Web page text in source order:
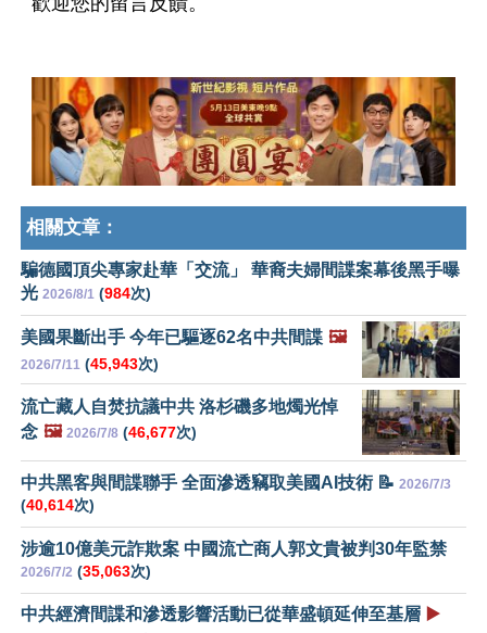
相關文章：
騙德國頂尖專家赴華「交流」 華裔夫婦間諜案幕後黑手曝
光 2026/8/1 (984次)
美國果斷出手 今年已驅逐62名中共間諜 🖼️
2026/7/11 (45,943次)
流亡藏人自焚抗議中共 洛杉磯多地燭光悼
念 🖼️ 2026/7/8 (46,677次)
中共黑客與間諜聯手 全面滲透竊取美國AI技術 📝 2026/7/3
(40,614次)
涉逾10億美元詐欺案 中國流亡商人郭文貴被判30年監禁
2026/7/2 (35,063次)
中共經濟間諜和滲透影響活動已從華盛頓延伸至基層 ▶️